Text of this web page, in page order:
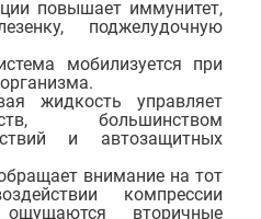
повышает иммунитет,
поджелудочную
мобилизуется при
управляет
большинством
и автозащитных
внимание на тот
компрессии
вторичные